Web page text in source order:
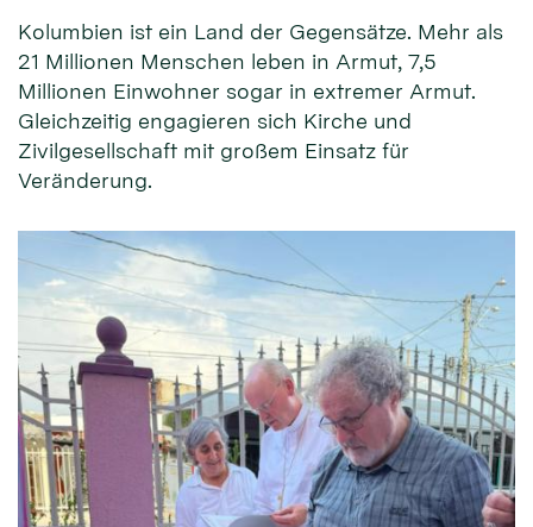
Kolumbien ist ein Land der Gegensätze. Mehr als
21 Millionen Menschen leben in Armut, 7,5
Millionen Einwohner sogar in extremer Armut.
Gleichzeitig engagieren sich Kirche und
Zivilgesellschaft mit großem Einsatz für
Veränderung.